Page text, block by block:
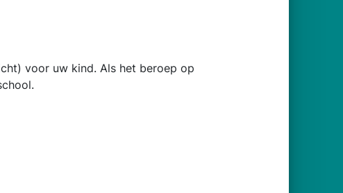
voor uw kind. Als het beroep op